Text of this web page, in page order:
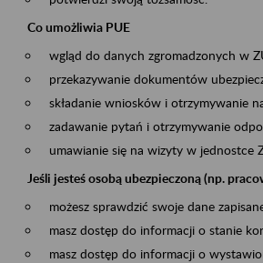
Co umożliwia PUE
wgląd do danych zgromadzonych w
przekazywanie dokumentów
składanie wniosków i otrzymywanie
zadawanie pytań i otrzymywanie
umawianie się na wizyty w jednostce
Jeśli jesteś osobą ubezpieczoną (np.
możesz sprawdzić swoje dane
masz dostęp do informacji o stanie
masz dostęp do informacji o